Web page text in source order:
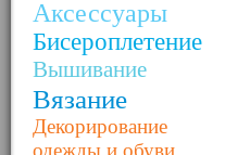
Аксессуары
Бисероплетение
Вышивание
Вязание
Декорирование
одежды и обуви